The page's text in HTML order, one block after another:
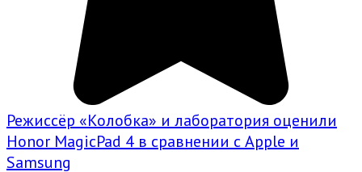
Режиссёр «Колобка» и лаборатория оценили
Honor MagicPad 4 в сравнении с Apple и
Samsung